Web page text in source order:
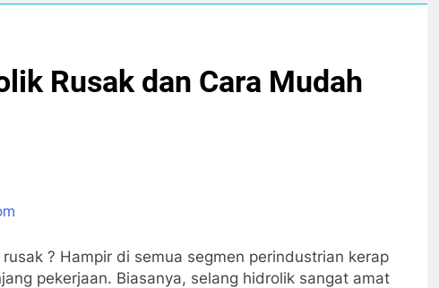
Rusak dan Cara Mudah
? Hampir di semua segmen perindustrian kerap
pekerjaan. Biasanya, selang hidrolik sangat amat